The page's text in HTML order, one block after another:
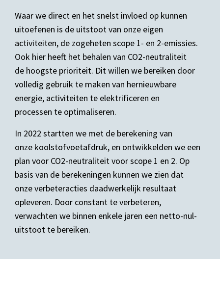
Waar we direct en het snelst invloed op kunnen
uitoefenen is de uitstoot van onze eigen
activiteiten, de zogeheten scope 1- en 2-emissies.
Ook hier heeft het behalen van CO2-neutraliteit
de hoogste prioriteit. Dit willen we bereiken door
volledig gebruik te maken van hernieuwbare
energie, activiteiten te elektrificeren en
processen te optimaliseren.
In 2022 startten we met de berekening van
onze koolstofvoetafdruk, en ontwikkelden we een
plan voor CO2-neutraliteit voor scope 1 en 2. Op
basis van de berekeningen kunnen we zien dat
onze verbeteracties daadwerkelijk resultaat
opleveren. Door constant te verbeteren,
verwachten we binnen enkele jaren een netto-nul-
uitstoot te bereiken.